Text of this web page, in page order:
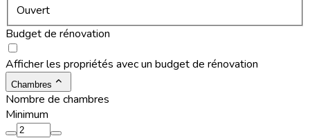
Ouvert
Budget de rénovation
Afficher les propriétés avec un budget de rénovation
Chambres
Nombre de chambres
Minimum